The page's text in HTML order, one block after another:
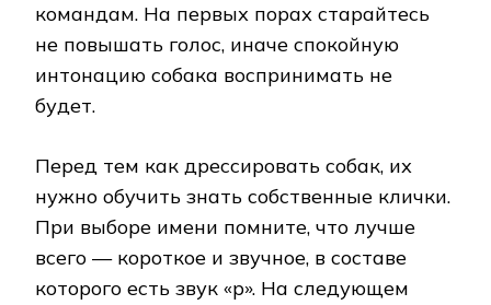
командам. На первых порах старайтесь
не повышать голос, иначе спокойную
интонацию собака воспринимать не
будет.
Перед тем как дрессировать собак, их
нужно обучить знать собственные клички.
При выборе имени помните, что лучше
всего — короткое и звучное, в составе
которого есть звук «р». На следующем